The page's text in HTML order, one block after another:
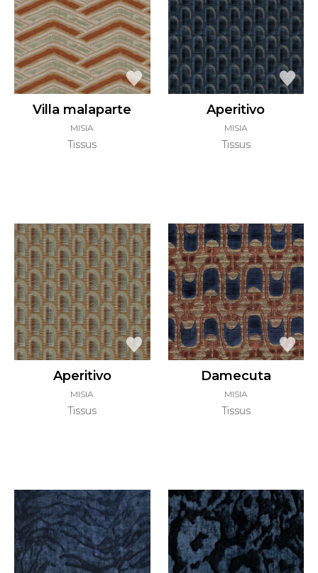
Villa malaparte
MISIA
Tissus
Aperitivo
MISIA
Tissus
Aperitivo
MISIA
Tissus
Damecuta
MISIA
Tissus